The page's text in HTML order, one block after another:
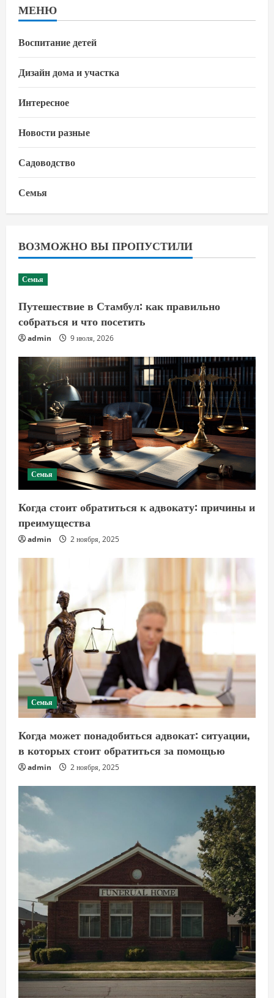
МЕНЮ
Воспитание детей
Дизайн дома и участка
Интересное
Новости разные
Садоводство
Семья
ВОЗМОЖНО ВЫ ПРОПУСТИЛИ
Семья
Путешествие в Стамбул: как правильно
собраться и что посетить
admin 9 июля, 2026
Семья
Когда стоит обратиться к адвокату: причины и
преимущества
admin 2 ноября, 2025
Семья
Когда может понадобиться адвокат: ситуации,
в которых стоит обратиться за помощью
admin 2 ноября, 2025